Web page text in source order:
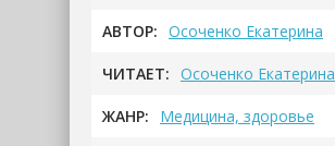
АВТОР: Осоченко Екатерина
ЧИТАЕТ: Осоченко Екатерина
ЖАНР: Медицина, здоровье